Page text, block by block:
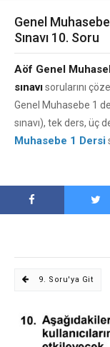
Genel
Sınavı 10. Soru
Aöf Genel
sınavısorularını
Genel Muhasebe 1
sınavı), tek ders, üç
Muhasebe 1 Dersi
9. Soru'ya Git